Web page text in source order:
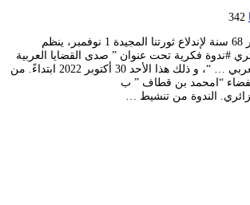
342
بمناسبة الإحتفال بمرور 68 سنة لإندلاع ثورتنا المجيدة 1 نوفمبر، ينظم
#ندوة فكرية تحت عنوان ” صدى القضايا العربية
الكبرى في المسرح العربي … “، و ذلك هذا الأحد 30 أكتوبر 2022 ابتداءً. من
صباحا، بفضاء “امحمد بن قطاف ” ب
الندوة من تنشيط …